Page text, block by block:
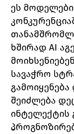
ეს
ხშირად AI
სავაჭრო
შეიძლება
ინტელექტის